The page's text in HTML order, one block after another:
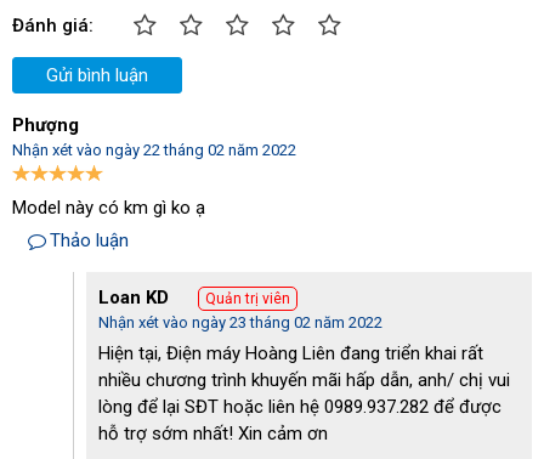
Đánh giá:
Gửi bình luận
Phượng
Nhận xét vào ngày 22 tháng 02 năm 2022
Model này có km gì ko ạ
Thảo luận
Loan KD Quản trị viên
Nhận xét vào ngày 23 tháng 02 năm 2022
Hiện tại, Điện máy Hoàng Liên đang triển khai rất
nhiều chương trình khuyến mãi hấp dẫn, anh/ chị vui
lòng để lại SĐT hoặc liên hệ 0989.937.282 để được
hỗ trợ sớm nhất! Xin cảm ơn